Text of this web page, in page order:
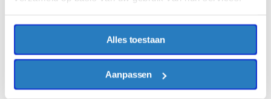
Alles toestaan
Aanpassen
2% Korting
€300,-tot€499,-
4% Korting
6% Korting
€700,-tot€899,-
8% Korting